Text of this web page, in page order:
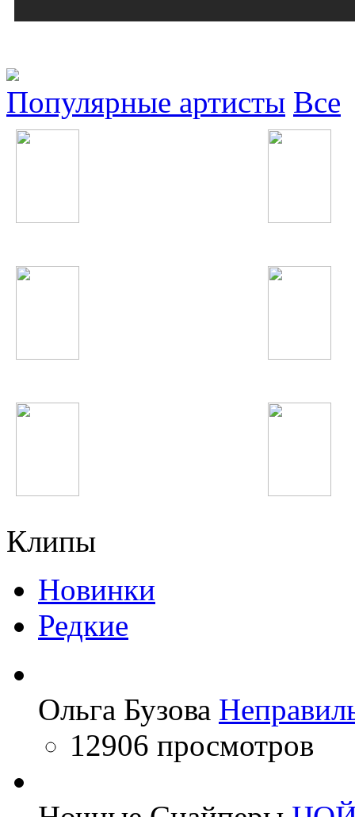
Популярные артисты Все
Клипы
Новинки
Редкие
Ольга Бузова
12906 просмотров